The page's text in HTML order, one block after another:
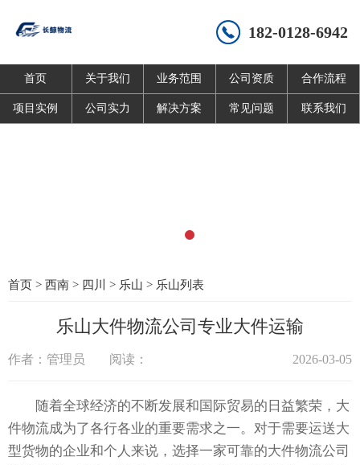
182-0128-6942
首页 关于我们 业务范围 公司资质 合作流程
项目实例 公司实力 解决方案 常见问题 联系我们
首页 > 西南 > 四川 > 乐山 > 乐山列表
乐山大件物流公司专业大件运输
作者：管理员 阅读： 2026-03-05
随着全球经济的不断发展和国际贸易的日益繁荣，大
件物流成为了各行各业的重要需求之一。对于需要运送大
型货物的企业和个人来说，选择一家可靠的大件物流公司